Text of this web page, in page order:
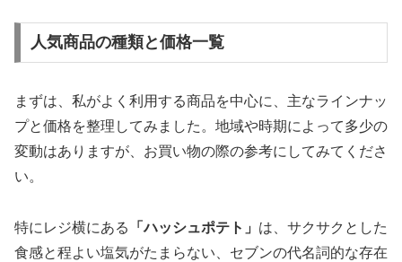
人気商品の種類と価格一覧
まずは、私がよく利用する商品を中心に、主なラインナッ
プと価格を整理してみました。地域や時期によって多少の
変動はありますが、お買い物の際の参考にしてみてくださ
い。
特にレジ横にある 「ハッシュポテト」 は、サクサクとした
食感と程よい塩気がたまらない、セブンの代名詞的な存在